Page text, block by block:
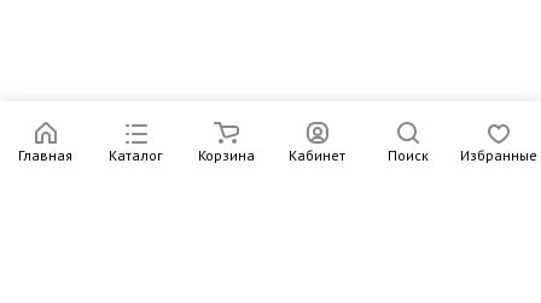
Главная Каталог Корзина Кабинет Поиск Избранные